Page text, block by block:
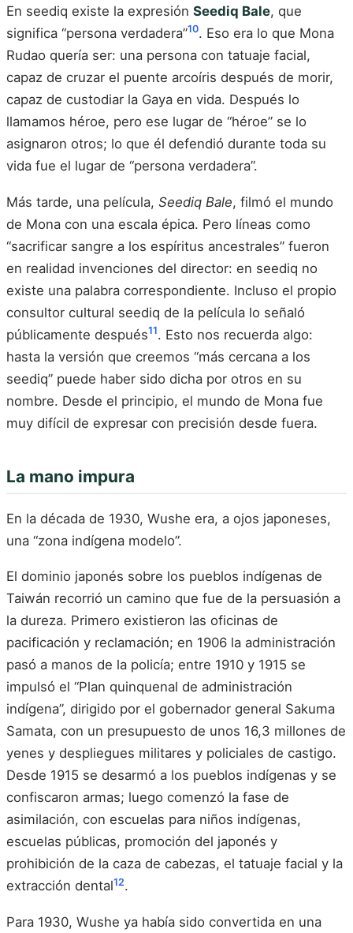
En seediq existe la expresión Seediq Bale, que
significa “persona verdadera”10. Eso era lo que Mona
Rudao quería ser: una persona con tatuaje facial,
capaz de cruzar el puente arcoíris después de morir,
capaz de custodiar la Gaya en vida. Después lo
llamamos héroe, pero ese lugar de “héroe” se lo
asignaron otros; lo que él defendió durante toda su
vida fue el lugar de “persona verdadera”.
Más tarde, una película, Seediq Bale, filmó el mundo
de Mona con una escala épica. Pero líneas como
“sacrificar sangre a los espíritus ancestrales” fueron
en realidad invenciones del director: en seediq no
existe una palabra correspondiente. Incluso el propio
consultor cultural seediq de la película lo señaló
públicamente después11. Esto nos recuerda algo:
hasta la versión que creemos “más cercana a los
seediq” puede haber sido dicha por otros en su
nombre. Desde el principio, el mundo de Mona fue
muy difícil de expresar con precisión desde fuera.
La mano impura
En la década de 1930, Wushe era, a ojos japoneses,
una “zona indígena modelo”.
El dominio japonés sobre los pueblos indígenas de
Taiwán recorrió un camino que fue de la persuasión a
la dureza. Primero existieron las oficinas de
pacificación y reclamación; en 1906 la administración
pasó a manos de la policía; entre 1910 y 1915 se
impulsó el “Plan quinquenal de administración
indígena”, dirigido por el gobernador general Sakuma
Samata, con un presupuesto de unos 16,3 millones de
yenes y despliegues militares y policiales de castigo.
Desde 1915 se desarmó a los pueblos indígenas y se
confiscaron armas; luego comenzó la fase de
asimilación, con escuelas para niños indígenas,
escuelas públicas, promoción del japonés y
prohibición de la caza de cabezas, el tatuaje facial y la
extracción dental12.
Para 1930, Wushe ya había sido convertida en una